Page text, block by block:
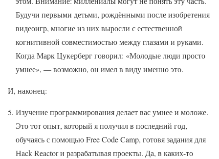
Будучи первыми детьми, рождёнными после изобретения
видеоигр, многие из них выросли с естественной
когнитивной совместимостью между глазами и руками.
Когда Марк Цукерберг говорил: «Молодые люди просто
умнее», — возможно, он имел в виду именно это.
И, наконец:
Изучение программирования делает вас умнее и моложе.
Это тот опыт, который я получил в последний год,
обучаясь с помощью Free Code Camp, готовя задания для
Hack Reactor и разрабатывая проекты. Да, в каких-то